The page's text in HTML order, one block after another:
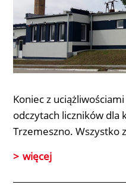
Koniec z
odczytach liczników dla
Trzemeszno. Wszystko
więcej